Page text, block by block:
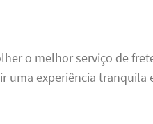
o melhor serviço de
uma experiência tranquila